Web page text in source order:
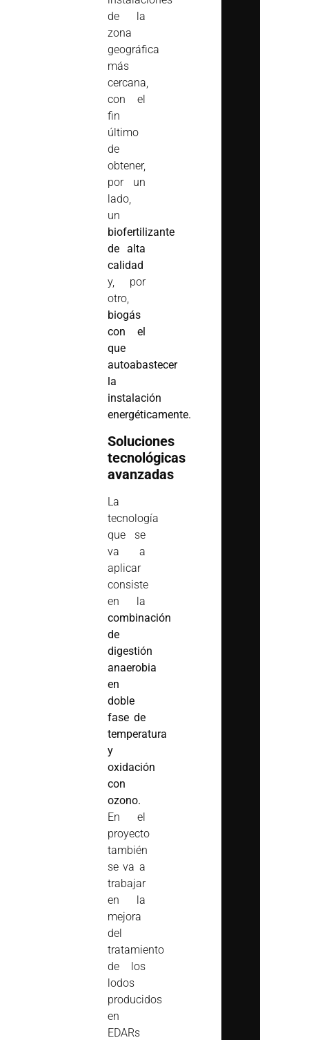
de la
zona
geográfica
más
cercana,
con el
fin
último
de
obtener,
por un
lado,
un
biofertilizante
de alta
calidad
y, por
otro,
biogás
con el
que
autoabastecer
la
instalación
energéticamente.
Soluciones
tecnológicas
avanzadas
La
tecnología
que se
va a
aplicar
consiste
en la
combinación
de
digestión
anaerobia
en
doble
fase de
temperatura
y
oxidación
con
ozono.
En el
proyecto
también
se va a
trabajar
en la
mejora
del
tratamiento
de los
lodos
producidos
en
EDARs